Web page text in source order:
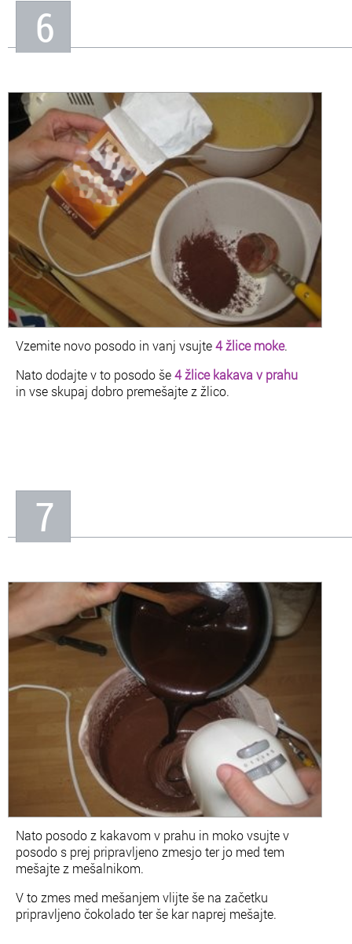
6
Vzemite novo posodo in vanj vsujte4 žlice moke.
Nato dodajte v to posodo še4 žlice kakava v prahu
in vse skupaj dobro premešajte z žlico.
7
Nato posodo z kakavom v prahu in moko vsujte v
posodo s prej pripravljeno zmesjo ter jo med tem
mešajte z mešalnikom.
V to zmes med mešanjem vlijte še na začetku
pripravljeno čokolado ter še kar naprej mešajte.